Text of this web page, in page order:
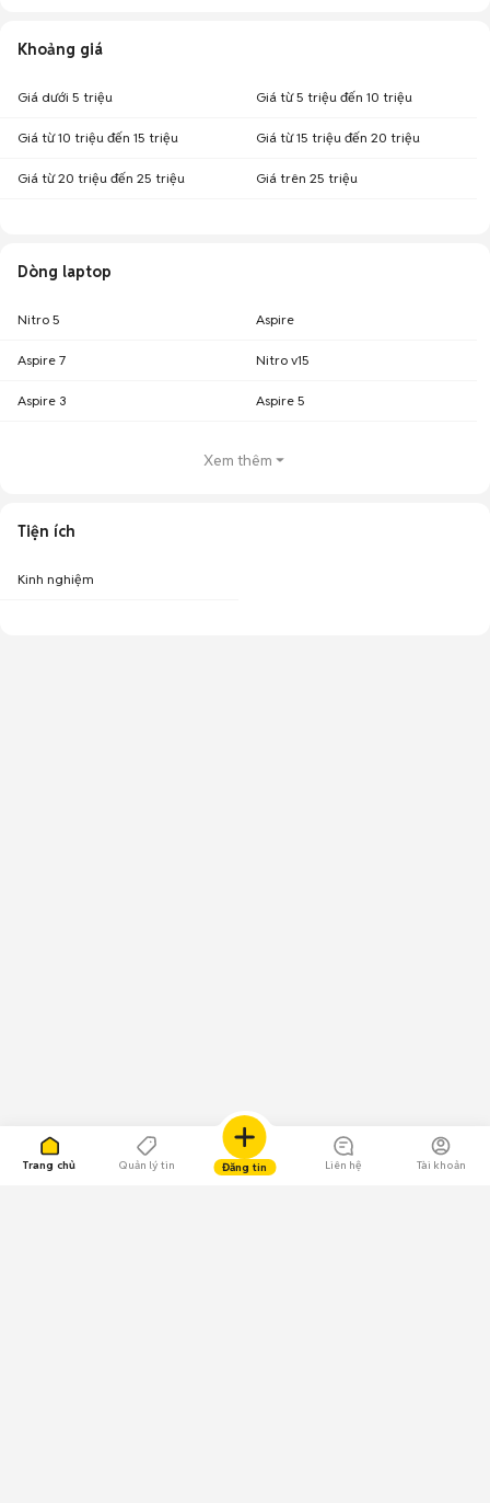
Trang chủ Quản lý tin Đăng tin Liên hệ Tài khoản
Khoảng giá
Giá dưới 5 triệu Giá từ 5 triệu đến 10 triệu
Giá từ 10 triệu đến 15 triệu Giá từ 15 triệu đến 20 triệu
Giá từ 20 triệu đến 25 triệu Giá trên 25 triệu
Dòng laptop
Nitro 5 Aspire
Aspire 7 Nitro v15
Aspire 3 Aspire 5
Xem thêm
Tiện ích
Kinh nghiệm